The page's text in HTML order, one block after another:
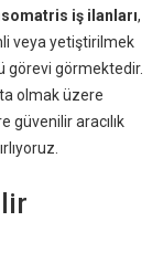
iş ilanları,
veya yetiştirilmek
görevi görmektedir.
olmak üzere
güvenilir aracılık